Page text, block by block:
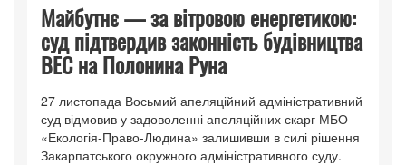
Майбутнє — за вітровою енергетикою:
суд підтвердив законність будівництва
ВЕС на Полонина Руна
27 листопада Восьмий апеляційний адміністративний
суд відмовив у задоволенні апеляційних скарг МБО
«Екологія-Право-Людина» залишивши в силі рішення
Закарпатського окружного адміністративного суду.